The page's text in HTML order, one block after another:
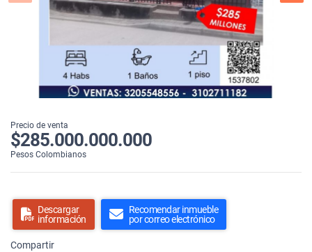
Precio de venta
$285.000.000.000
Pesos Colombianos
Descargar
información
Recomendar inmueble
por correo electrónico
Compartir